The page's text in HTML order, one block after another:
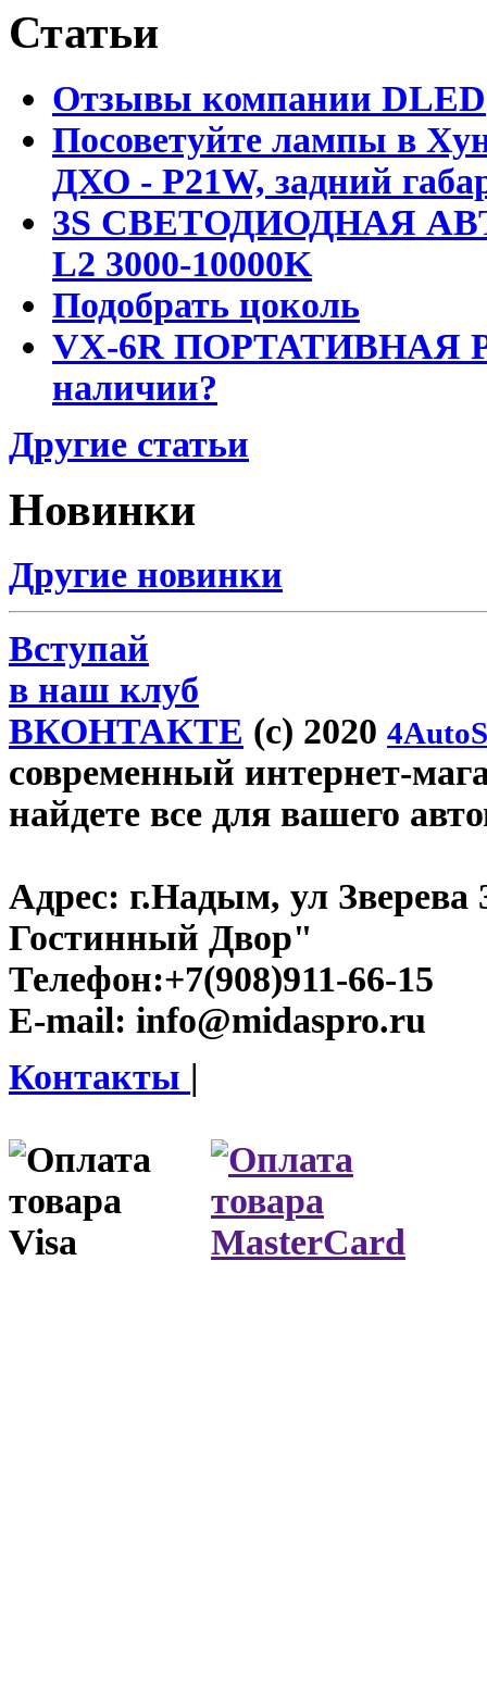
Статьи
Отзывы компании DLED
Посоветуйте лампы в
ДХО - P21W, задний
3S СВЕТОДИОДНАЯ
L2 3000-10000K
Подобрать цоколь
VX-6R ПОРТАТИВНАЯ
наличии?
Другие статьи
Новинки
Другие новинки
Вступай
в наш клуб
ВКОНТАКТЕ (c) 2020
современный интернет-
найдете все для вашего
Адрес: г.Надым, ул
Гостинный Двор"
Телефон:+7(908)911-66-15
E-mail: info@midaspro.ru
Контакты |